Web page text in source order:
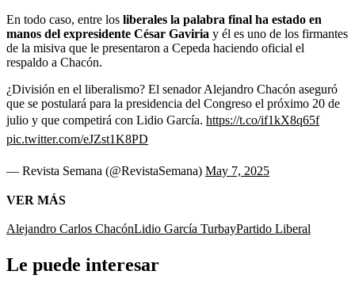
En todo caso, entre los liberales la palabra final ha estado en
manos del expresidente César Gaviria y él es uno de los firmantes
de la misiva que le presentaron a Cepeda haciendo oficial el
respaldo a Chacón.
¿División en el liberalismo? El senador Alejandro Chacón aseguró
que se postulará para la presidencia del Congreso el próximo 20 de
julio y que competirá con Lidio García. https://t.co/if1kX8q65f
pic.twitter.com/eJZst1K8PD
— Revista Semana (@RevistaSemana) May 7, 2025
VER MÁS
Alejandro Carlos ChacónLidio García TurbayPartido Liberal
Le puede interesar